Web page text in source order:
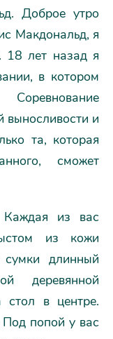
Доброе утро
Макдональд, я
18 лет назад я
в котором
выносливости и
та, которая
сможет
Каждая из вас
из кожи
длинный
деревянной
стол в центре.
Под попой у вас